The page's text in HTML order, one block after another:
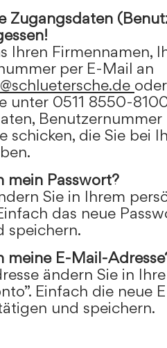
Zugangsdaten
Ihren Firmennamen,
per E-Mail an
unter 0511 8550-
schicken, die Sie bei
mein Passwort?
Sie in Ihrem
das neue
speichern.
meine E-Mail-
ändern Sie in
Einfach die neue
und speichern.